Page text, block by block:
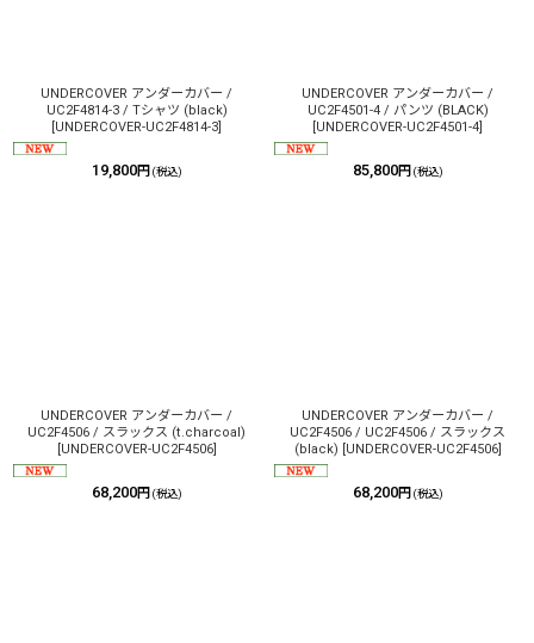
UNDERCOVER アンダーカバー /
UC2F4814-3 / Tシャツ (black)
UNDERCOVER-UC2F4814-3
19,800円 (税込)
UNDERCOVER アンダーカバー /
UC2F4501-4 / パンツ (BLACK)
UNDERCOVER-UC2F4501-4
85,800円 (税込)
UNDERCOVER アンダーカバー /
UC2F4506 / スラックス (t.charcoal)
UNDERCOVER-UC2F4506]
68,200円 (税込)
UNDERCOVER アンダーカバー /
UC2F4506 / UC2F4506 / スラックス
(black)
UNDERCOVER-UC2F4506]
68,200円 (税込)